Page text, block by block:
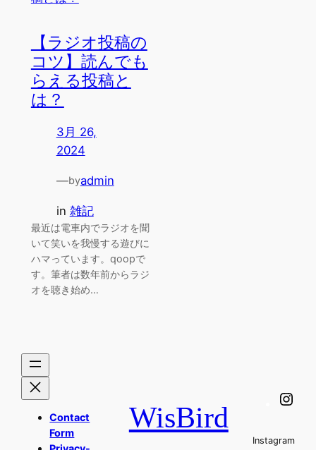
【ラジオ投稿の
コツ】読んでも
らえる投稿と
は？
3月 26,
2024
—byadmin
in 雑記
最近は電車内でラジオを聞
いて笑いを我慢する遊びに
ハマっています。qoopで
す。筆者は数年前からラジ
オを聴き始め…
Contact
Form
WisBird
Instagram